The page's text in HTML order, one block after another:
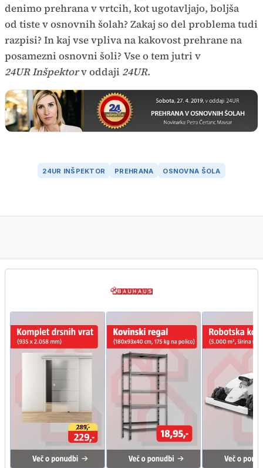
denimo prehrana v vrtcih, kot ugotavljajo, boljša
od tiste v osnovnih šolah? Zakaj so del problema tudi
razpisi? In kaj vse vpliva na kakovost prehrane na
posamezni osnovni šoli? Vse o tem jutri v
24UR Inšpektorv oddaji 24UR.
24UR INŠPEKTOR PREHRANA OSNOVNA ŠOLA